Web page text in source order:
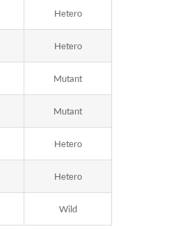
Hetero
Hetero
Mutant
Mutant
Hetero
Hetero
Wild